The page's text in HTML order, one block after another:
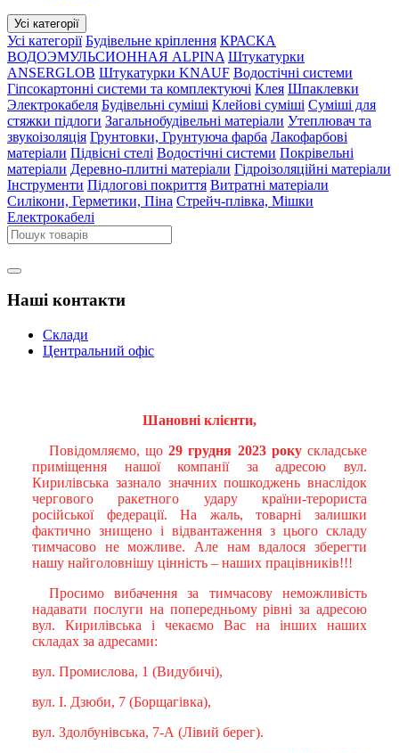
Усі категорії
Усі категорії Будівельне кріплення КРАСКА
ВОДОЭМУЛЬСИОННАЯ ALPINA Штукатурки
ANSERGLOB Штукатурки KNAUF Водостічні системи
Гіпсокартонні системи та комплектуючі Клея Шпаклевки
Электрокабеля Будівельні суміші Клейові суміші Суміші для
стяжки підлоги Загальнобудівельні матеріали Утеплювач та
звукоізоляція Грунтовки, Грунтуюча фарба Лакофарбові
матеріали Підвісні стелі Водостічні системи Покрівельні
матеріали Деревно-плитні матеріали Гідроізоляційні матеріали
Інструменти Підлогові покриття Витратні матеріали
Силікони, Герметики, Піна Стрейч-плівка, Мішки
Електрокабелі
Наші контакти
Склади
Центральний офіс
Шановні клієнти,
Повідомляємо, що29 грудня 2023 рокускладське
приміщення нашої компанії за адресою вул.
Кирилівська зазнало значних пошкоджень внаслідок
чергового ракетного удару країни-терориста
російської федерації. На жаль, товарні залишки
фактично знищено і відвантаження з цього складу
тимчасово не можливе. Але нам вдалося зберегти
нашу найголовнішу цінність – наших працівників!!!
Просимо вибачення за тимчасову неможливість
надавати послуги на попередньому рівні за адресою
вул. Кирилівська і чекаємо Вас на інших наших
складах за адресами:
вул. Промислова, 1 (Видубичі),
вул. І. Дзюби, 7 (Борщагівка),
вул. Здолбунівська, 7-А (Лівий берег).